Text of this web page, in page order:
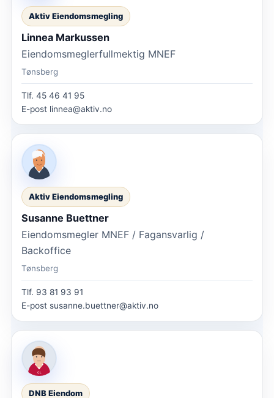
Aktiv Eiendomsmegling
Linnea Markussen
Eiendomsmeglerfullmektig MNEF
Tønsberg
Tlf. 45 46 41 95
E-post linnea@aktiv.no
Aktiv Eiendomsmegling
Susanne Buettner
Eiendomsmegler MNEF / Fagansvarlig /
Backoffice
Tønsberg
Tlf. 93 81 93 91
E-post susanne.buettner@aktiv.no
DNB Eiendom